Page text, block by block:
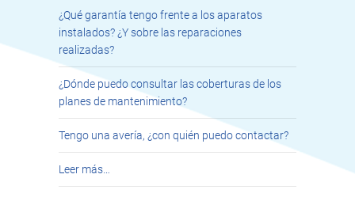
¿Qué garantía tengo frente a los aparatos
instalados? ¿Y sobre las reparaciones
realizadas?
¿Dónde puedo consultar las coberturas de los
planes de mantenimiento?
Tengo una avería, ¿con quién puedo contactar?
Leer más…